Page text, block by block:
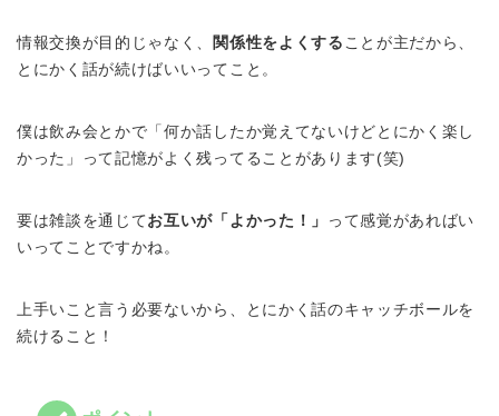
情報交換が目的じゃなく、 関係性をよくする ことが主だから、
とにかく話が続けばいいってこと。
僕は飲み会とかで「何か話したか覚えてないけどとにかく楽し
かった」って記憶がよく残ってることがあります(笑)
要は雑談を通じてお互いが「よかった！」
って感覚があればい
いってことですかね。
上手いこと言う必要ないから、とにかく話のキャッチボールを
続けること！